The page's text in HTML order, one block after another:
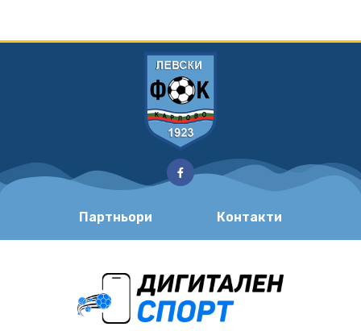
Партньори Контакти